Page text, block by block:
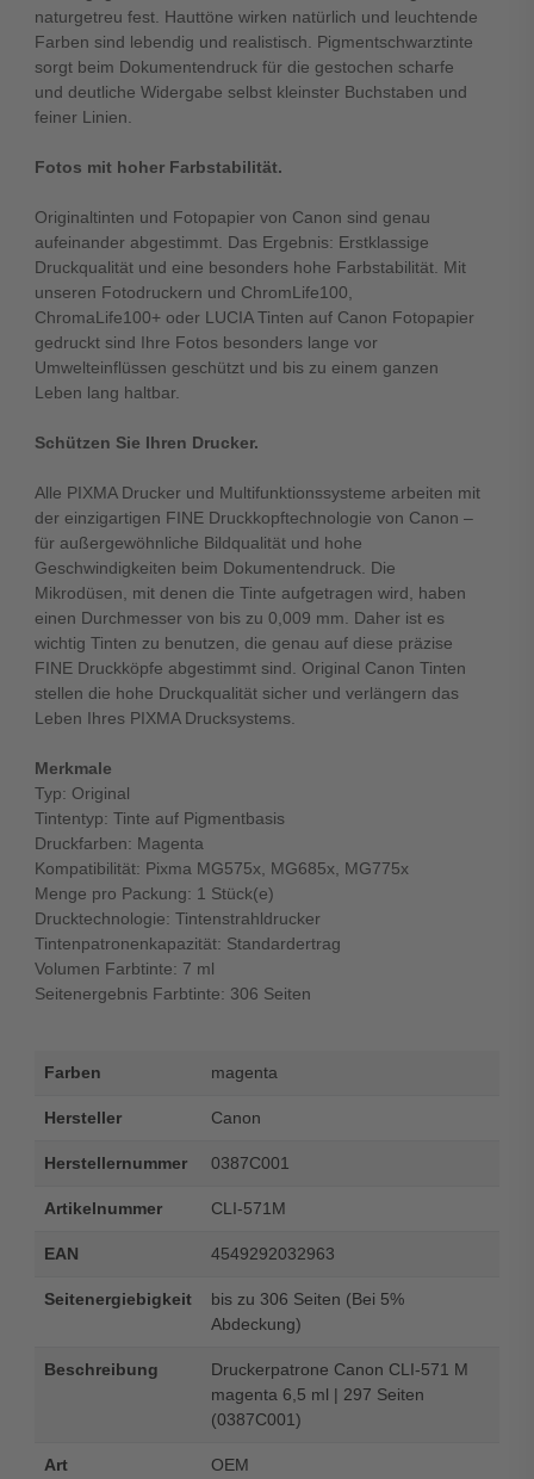
naturgetreu fest. Hauttöne wirken natürlich und leuchtende
Farben sind lebendig und realistisch. Pigmentschwarztinte
sorgt beim Dokumentendruck für die gestochen scharfe
und deutliche Widergabe selbst kleinster Buchstaben und
feiner Linien.
Fotos mit hoher Farbstabilität.
Originaltinten und Fotopapier von Canon sind genau
aufeinander abgestimmt. Das Ergebnis: Erstklassige
Druckqualität und eine besonders hohe Farbstabilität. Mit
unseren Fotodruckern und ChromLife100,
ChromaLife100+ oder LUCIA Tinten auf Canon Fotopapier
gedruckt sind Ihre Fotos besonders lange vor
Umwelteinflüssen geschützt und bis zu einem ganzen
Leben lang haltbar.
Schützen Sie Ihren Drucker.
Alle PIXMA Drucker und Multifunktionssysteme arbeiten mit
der einzigartigen FINE Druckkopftechnologie von Canon –
für außergewöhnliche Bildqualität und hohe
Geschwindigkeiten beim Dokumentendruck. Die
Mikrodüsen, mit denen die Tinte aufgetragen wird, haben
einen Durchmesser von bis zu 0,009 mm. Daher ist es
wichtig Tinten zu benutzen, die genau auf diese präzise
FINE Druckköpfe abgestimmt sind. Original Canon Tinten
stellen die hohe Druckqualität sicher und verlängern das
Leben Ihres PIXMA Drucksystems.
Merkmale
Typ: Original
Tintentyp: Tinte auf Pigmentbasis
Druckfarben: Magenta
Kompatibilität: Pixma MG575x, MG685x, MG775x
Menge pro Packung: 1 Stück(e)
Drucktechnologie: Tintenstrahldrucker
Tintenpatronenkapazität: Standardertrag
Volumen Farbtinte: 7 ml
Seitenergebnis Farbtinte: 306 Seiten
Farben magenta
Hersteller Canon
Herstellernummer 0387C001
Artikelnummer CLI-571M
EAN 4549292032963
Seitenergiebigkeit
bis zu 306 Seiten (Bei 5%
Abdeckung)
Beschreibung
Druckerpatrone Canon CLI-571 M
magenta 6,5 ml | 297 Seiten
(0387C001)
Art OEM